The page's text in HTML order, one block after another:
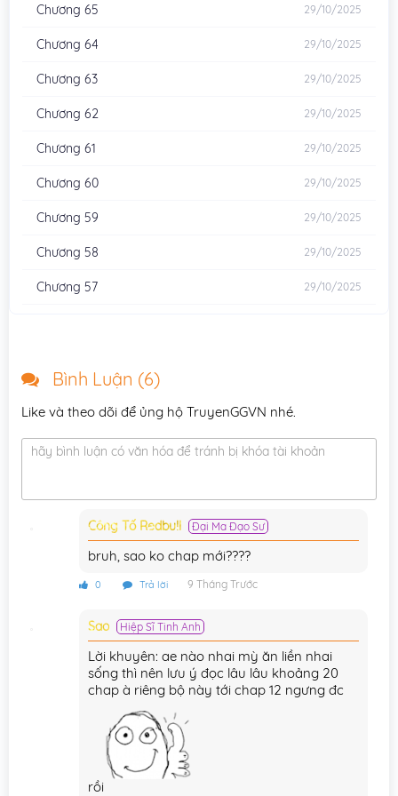
Chương 65 29/10/2025
Chương 64 29/10/2025
Chương 63 29/10/2025
Chương 62 29/10/2025
Chương 61 29/10/2025
Chương 60 29/10/2025
Chương 59 29/10/2025
Chương 58 29/10/2025
Chương 57 29/10/2025
Chương 54
Chương 52 28/10/2025
Chương 50
Chương 49
Chương 47
Chương 46 28/10/2025
Bình Luận (6)
Like và theo dõi để ủng hộ TruyenGGVN nhé.
hãy bình luận có văn hóa để tránh bị khóa tài khoản
Công Tố Redbull Đại Ma Đạo Sư
bruh, sao ko chap mới????
0 Trả lời 9 Tháng Trước
Sao Hiệp Sĩ Tinh Anh
Lời khuyên: ae nào nhai mỳ ăn liền nhai
sống thì nên lưu ý đọc lâu lâu khoảng 20
chap à riêng bộ này tới chap 12 ngưng đc
rồi